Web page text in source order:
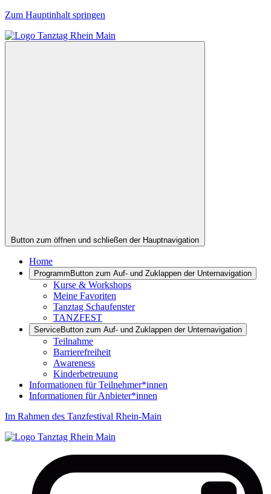
Zum Hauptinhalt springen
Button zum öffnen und schließen der Hauptnavigation
Home
Programm Button zum Auf- und Zuklappen der Unternavigation
Kurse & Workshops
Meine Favoriten
Tanztag Schaufenster
TANZFEST
ServiceButton zum Auf- und Zuklappen der Unternavigation
Teilnahme
Barrierefreiheit
Awareness
Kinderbetreuung
Informationen für Teilnehmer*innen
Informationen für Anbieter*innen
Im Rahmen des Tanzfestival Rhein-Main